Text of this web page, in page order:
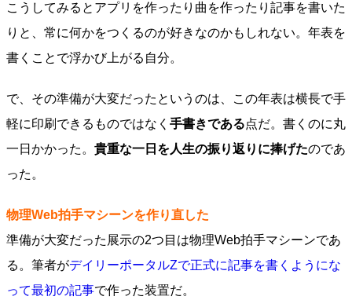
こうしてみるとアプリを作ったり曲を作ったり記事を書いた
りと、常に何かをつくるのが好きなのかもしれない。年表を
書くことで浮かび上がる自分。
で、その準備が大変だったというのは、この年表は横長で手
軽に印刷できるものではなく 手書きである点だ。書くのに丸
一日かかった。 貴重な一日を人生の振り返りに捧げたのであ
った。
物理Web拍手マシーンを作り直した
準備が大変だった展示の2つ目は物理Web拍手マシーンであ
る。筆者がデイリーポータルZで正式に記事を書くようにな
って最初の記事で作った装置だ。